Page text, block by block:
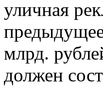
уличная
млрд.
должен